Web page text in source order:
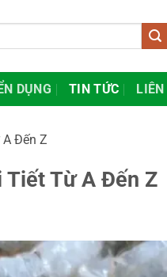
DỤNG TIN TỨC LIÊN
Đến Z
Tiết Từ A Đến Z